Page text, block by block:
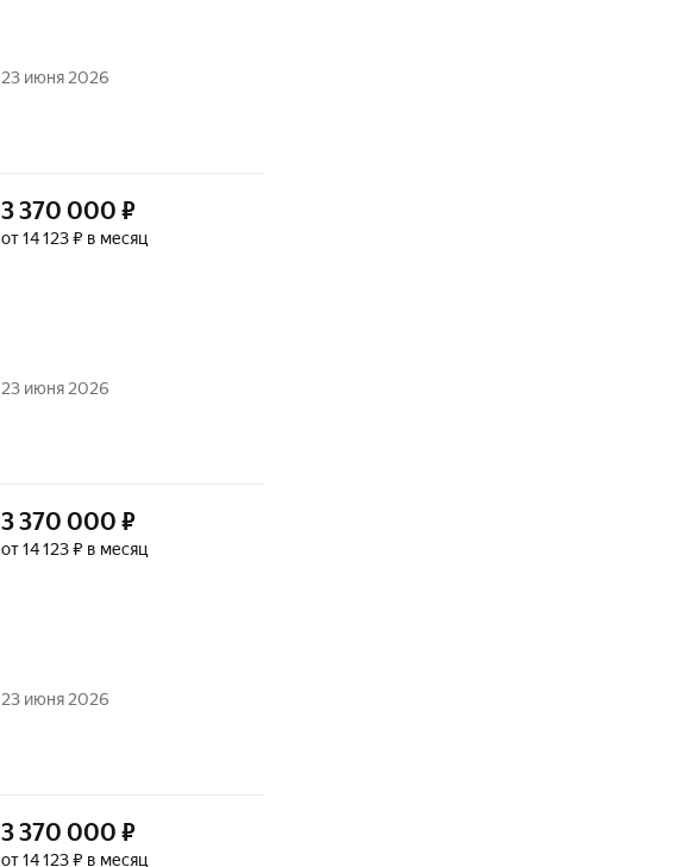
23 июня 2026
3 370 000 ₽
от 14 123 ₽ в месяц
23 июня 2026
3 370 000 ₽
от 14 123 ₽ в месяц
23 июня 2026
3 370 000 ₽
от 14 123 ₽ в месяц